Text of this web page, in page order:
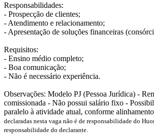
Responsabilidades:
- Prospecção de clientes;
- Atendimento e relacionamento;
- Apresentação de soluções financeiras
Requisitos:
- Ensino médio completo;
- Boa comunicação;
- Não é necessário experiência.
Observações: Modelo PJ (Pessoa Jurídica) -
comissionada - Não possui salário fixo -
paralelo à atividade atual, conforme
declaradas nesta vaga não é de responsabilidade do
responsabilidade do declarante.